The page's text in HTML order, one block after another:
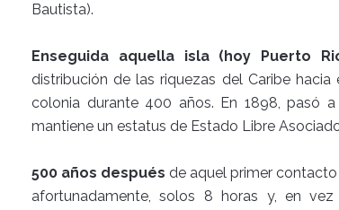
Bautista).
Enseguida aquella isla (hoy Puerto
distribución de las riquezas del Caribe
colonia durante 400 años. En 1898, pasó
mantiene un estatus de Estado Libre
500 años después de aquel primer
afortunadamente, solos 8 horas y, en